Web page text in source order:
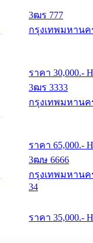
3ฒร 777
กรุงเทพมหานค
ราคา 30,000.-
3ฒร 3333
กรุงเทพมหานค
ราคา 65,000.-
3ฒษ 6666
กรุงเทพมหานค
34
ราคา 35,000.-